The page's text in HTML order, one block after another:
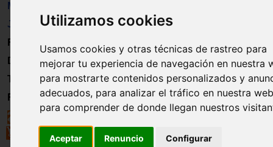
Utilizamos cookies
Usamos cookies y otras técnicas de rastreo para
mejorar tu experiencia de navegación en nuestra
para mostrarte contenidos personalizados y
adecuados, para analizar el tráfico en nuestra
para comprender de donde llegan nuestros
Aceptar Renuncio Configurar
Material
Juguetes
Formación
Directorio
Trabajo
Registro